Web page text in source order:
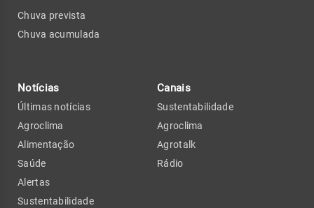
Chuva prevista
Chuva acumulada
Notícias
Últimas notícias
Agroclima
Alimentação
Saúde
Alertas
Sustentabilidade
Canais
Sustentabilidade
Agroclima
Agrotalk
Rádio